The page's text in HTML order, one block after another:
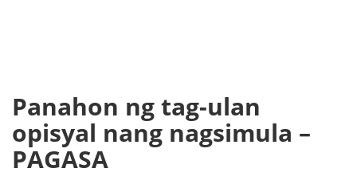
Panahon ng tag-ulan
opisyal nang nagsimula –
PAGASA